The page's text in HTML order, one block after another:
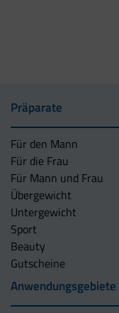
Präparate
Für den Mann
Für die Frau
Für Mann und Frau
Übergewicht
Untergewicht
Sport
Beauty
Gutscheine
Anwendungsgebiete